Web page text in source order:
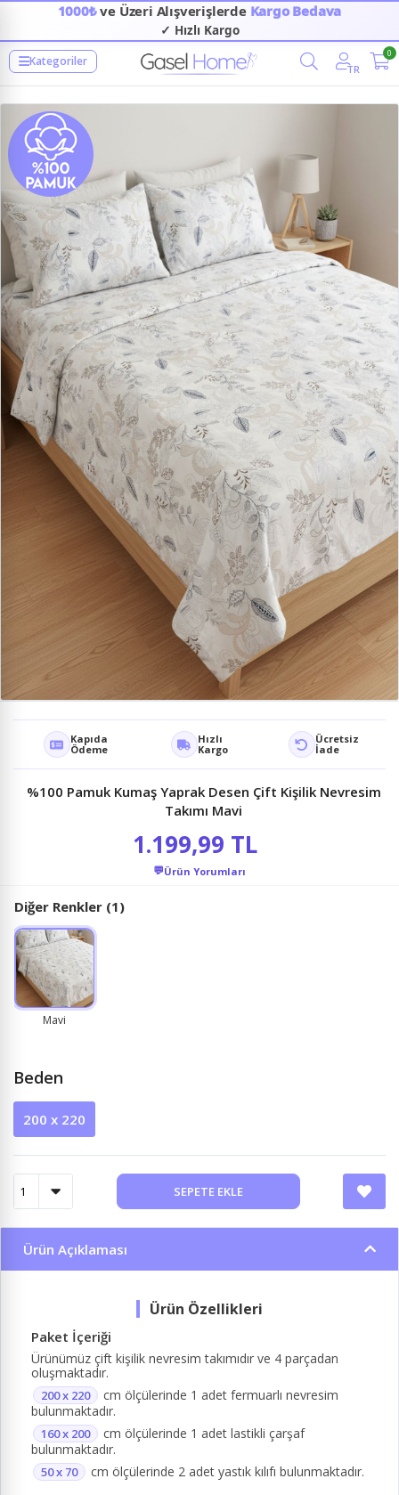
1000₺ve Üzeri Alışverişlerde Kargo Bedava
✓ Hızlı Kargo
Kategoriler
TR
0
Kapıda
Ödeme
Hızlı
Kargo
Ücretsiz
İade
%100 Pamuk Kumaş Yaprak Desen Çift Kişilik Nevresim
Takımı Mavi
1.199,99 TL
💬Ürün Yorumları
Diğer Renkler (1)
Mavi
Beden
200 x 220
SEPETE EKLE
Ürün Açıklaması
Paket İçeriği
Ürünümüz çift kişilik nevresim takımıdır ve 4 parçadan
oluşmaktadır.
200 x 220
cm ölçülerinde 1 adet fermuarlı nevresim
bulunmaktadır.
160 x 200
cm ölçülerinde 1 adet lastikli çarşaf
bulunmaktadır.
50 x 70 cm ölçülerinde 2 adet yastık kılıfı bulunmaktadır.